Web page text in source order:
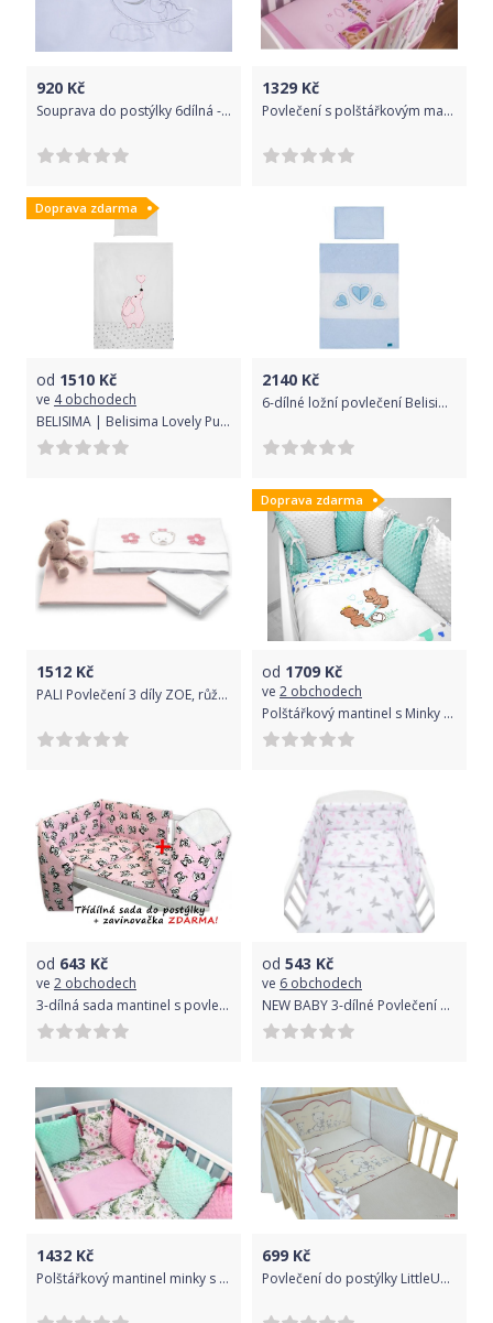
920 Kč
Souprava do postýlky 6dílná - Scarlett Péťa - bílá 100 x 135 cm
1329 Kč
Povlečení s polštářkovým mantinelem Sweet Dreams by TEDDY - růžový, Velikost povlečení 140x70
Doprava zdarma
od 1510 Kč
ve 4 obchodech
BELISIMA | Belisima Lovely Puppy | 5-dílné ložní povlečení Belisima Lovely Puppy 90/120 růžové | Růžová |
2140 Kč
6-dílné ložní povlečení Belisima Tři srdce 100/135 bílo-modré, Modrá
1512 Kč
PALI Povlečení 3 díly ZOE, růžová
Doprava zdarma
od 1709 Kč
ve 2 obchodech
Polštářkový mantinel s Minky s povlečením s vyšívkou - bílá,máta,love - Houpačka.
od 643 Kč
ve 2 obchodech
3-dílná sada mantinel s povlečením + zavinovačka zdarma - Baby Panda, růžová, D19
od 543 Kč
ve 6 obchodech
NEW BABY 3-dílné Povlečení do postýlky bílé motýli Bavlna 100/135, 40/60 cm
1432 Kč
Polštářkový mantinel minky s povlečením - Květinky, růžová/tyrkys, Velikost povlečení 120x90
699 Kč
Povlečení do postýlky LittleUp Oscar Bear